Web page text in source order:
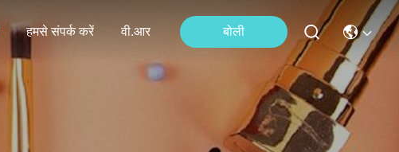
हमसे संपर्क करें वी.आर बोली